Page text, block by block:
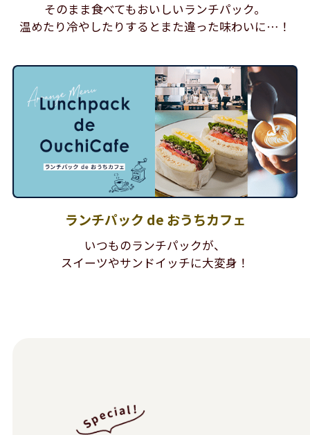
そのまま食べてもおいしいランチパック。
温めたり冷やしたりするとまた違った味わいに…！
ランチパック de おうちカフェ
いつものランチパックが、
スイーツやサンドイッチに大変身！